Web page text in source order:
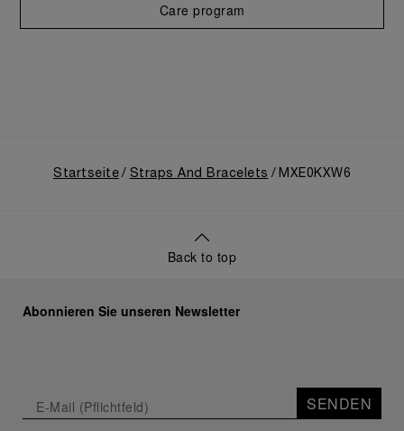
Care program
Startseite Straps And Bracelets MXE0KXW6
Back to top
Abonnieren Sie unseren Newsletter
SENDEN